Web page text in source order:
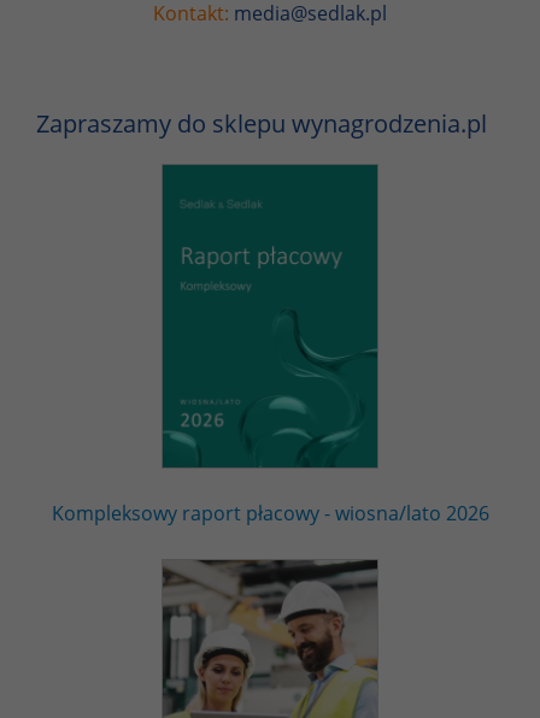
Kontakt: media@sedlak.pl
Zapraszamy do sklepu wynagrodzenia.pl
Kompleksowy raport płacowy - wiosna/lato 2026